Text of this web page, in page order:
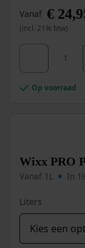
Vanaf €
(incl. 21% btw)
Wixx PRO
Dit
heeft
meerdere
worden
de
Op voorraad
Wixx PRO
Vanaf 1L In
Liters